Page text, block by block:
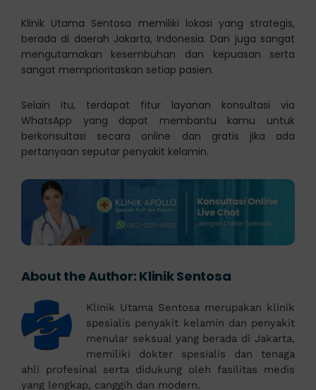
Klinik Utama Sentosa memiliki lokasi yang strategis,
berada di daerah Jakarta, Indonesia. Dan juga sangat
mengutamakan kesembuhan dan kepuasan serta
sangat memprioritaskan setiap pasien.
Selain itu, terdapat fitur layanan konsultasi via
WhatsApp yang dapat membantu kamu untuk
berkonsultasi secara online dan gratis jika ada
pertanyaan seputar penyakit kelamin.
About the Author: Klinik Sentosa
Klinik Utama Sentosa merupakan klinik
spesialis penyakit kelamin dan penyakit
menular seksual yang berada di Jakarta,
memiliki dokter spesialis dan tenaga
ahli profesinal serta didukung oleh fasilitas medis
yang lengkap, canggih dan modern.